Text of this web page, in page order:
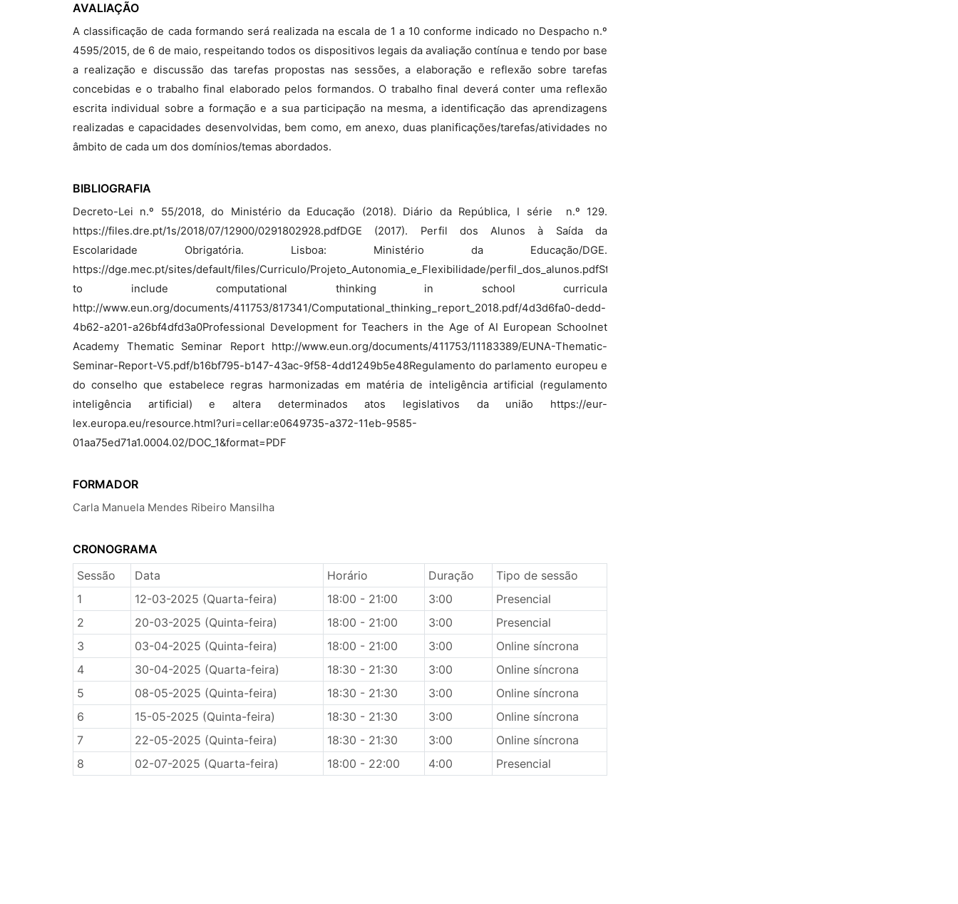
AVALIAÇÃO
A classificação de cada formando será realizada na escala de 1 a 10 conforme indicado no Despacho n.º
4595/2015, de 6 de maio, respeitando todos os dispositivos legais da avaliação contínua e tendo por base
a realização e discussão das tarefas propostas nas sessões, a elaboração e reflexão sobre tarefas
concebidas e o trabalho final elaborado pelos formandos. O trabalho final deverá conter uma reflexão
escrita individual sobre a formação e a sua participação na mesma, a identificação das aprendizagens
realizadas e capacidades desenvolvidas, bem como, em anexo, duas planificações/tarefas/atividades no
âmbito de cada um dos domínios/temas abordados.
BIBLIOGRAFIA
Decreto-Lei n.º 55/2018, do Ministério da Educação (2018). Diário da República, I série  n.º 129.
https://files.dre.pt/1s/2018/07/12900/0291802928.pdfDGE (2017). Perfil dos Alunos à Saída da
Escolaridade Obrigatória. Lisboa: Ministério da Educação/DGE.
https://dge.mec.pt/sites/default/files/Curriculo/Projeto_Autonomia_e_Flexibilidade/perfil_dos_alunos.pdfStrategies
to include computational thinking in school curricula
http://www.eun.org/documents/411753/817341/Computational_thinking_report_2018.pdf/4d3d6fa0-dedd-
4b62-a201-a26bf4dfd3a0Professional Development for Teachers in the Age of AI European Schoolnet
Academy Thematic Seminar Report http://www.eun.org/documents/411753/11183389/EUNA-Thematic-
Seminar-Report-V5.pdf/b16bf795-b147-43ac-9f58-4dd1249b5e48Regulamento do parlamento europeu e
do conselho que estabelece regras harmonizadas em matéria de inteligência artificial (regulamento
inteligência artificial) e altera determinados atos legislativos da união https://eur-
lex.europa.eu/resource.html?uri=cellar:e0649735-a372-11eb-9585-
01aa75ed71a1.0004.02/DOC_1&format=PDF
FORMADOR
Carla Manuela Mendes Ribeiro Mansilha
CRONOGRAMA
Sessão
Data Horário Duração
Tipo de sessão
1
12-03-2025 (Quarta-feira) 18:00 - 21:00 3:00
Presencial
2
20-03-2025 (Quinta-feira) 18:00 - 21:00 3:00
Presencial
3
03-04-2025 (Quinta-feira) 18:00 - 21:00 3:00
Online síncrona
4
30-04-2025 (Quarta-feira) 18:30 - 21:30 3:00
Online síncrona
5
08-05-2025 (Quinta-feira) 18:30 - 21:30 3:00
Online síncrona
6
15-05-2025 (Quinta-feira) 18:30 - 21:30 3:00
Online síncrona
7
22-05-2025 (Quinta-feira) 18:30 - 21:30 3:00
Online síncrona
8
02-07-2025 (Quarta-feira) 18:00 - 22:00 4:00 Presencial